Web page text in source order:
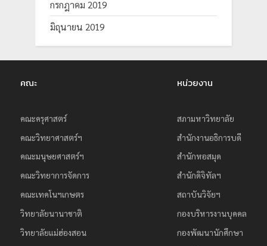
กรกฎาคม 2019
มิถุนายน 2019
คณะ
คณะครุศาสตร์
คณะวิทยาศาสตร์ฯ
คณะมนุษยศาสตร์ฯ
คณะวิทยาการจัดการ
คณะเทคโนฯเกษตร
วิทยาลัยนานาชาติ
วิทยาลัยแม่ฮ่องสอน
หน่วยงาน
สภามหาวิทยาลัย
สำนักงานอธิการบดี
สำนักหอสมุด
สำนักดิจิทัลฯ
สถาบันวิจัยฯ
กองบริหารงานบุคคล
กองพัฒนานักศึกษา